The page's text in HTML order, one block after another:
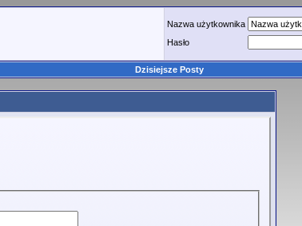
Nazwa użytkownika
Hasło
Dzisiejsze Posty